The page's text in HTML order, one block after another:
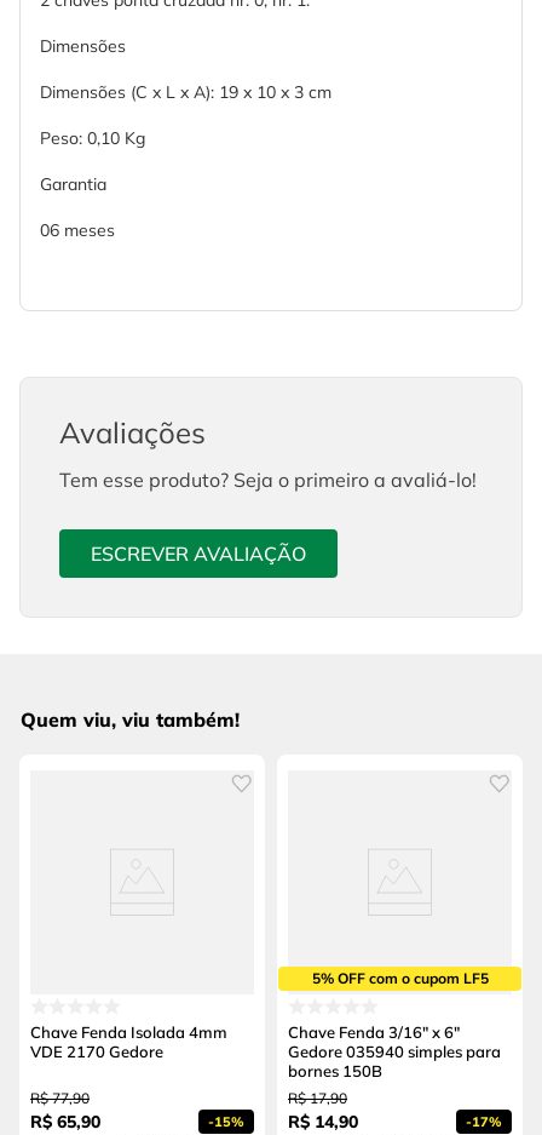
Dimensões
Dimensões (C x L x A): 19 x 10 x 3 cm
Peso: 0,10 Kg
Garantia
06 meses
Avaliações
Tem esse produto? Seja o primeiro a avaliá-lo!
ESCREVER AVALIAÇÃO
Quem viu, viu também!
Chave Fenda Isolada 4mm
VDE 2170 Gedore
R$ 77,90
R$ 65,90 -15%
5% OFF com o cupom LF5
Chave Fenda 3/16" x 6"
Gedore 035940 simples para
bornes 150B
R$ 17,90
R$ 14,90 -17%